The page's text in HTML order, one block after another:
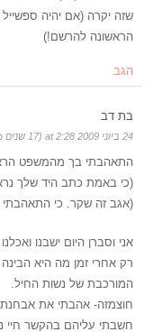
שזה יקרה (אם יהיה ספשייל
הראשונה להרשם!)
הגב
בת דב
24 ביוני 2009 at 2:28 (17 שנים ago)
התאהבתי בך מהמשפט
(כי באמת כתב היד שלך
(אגב זה שקר. כי
אני וסברן היום ישבנו
רק אחרי זמן מה היא
המורכבת של נשות החיל.
חוצמזה- אהבתי את
חשבתי עליהם בהקשר חיי